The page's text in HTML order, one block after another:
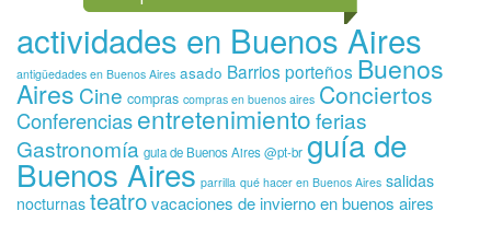
actividades en Buenos Aires
antigüedades en Buenos Aires asado Barrios porteños Buenos
Aires Cine compras compras en buenos aires Conciertos
Conferenciasentretenimientoferias
Gastronomía guia de Buenos Aires @pt-br guía de
Buenos Aires parrilla qué hacer en Buenos Aires salidas
nocturnas teatrovacaciones de invierno en buenos aires